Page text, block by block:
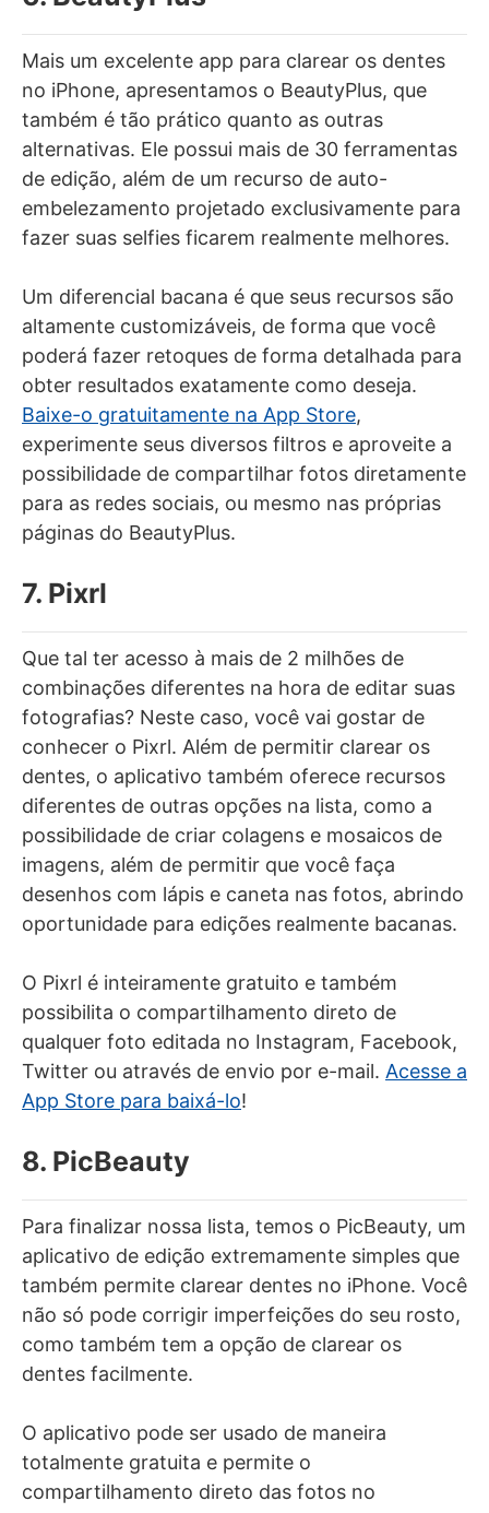
Mais um excelente app para clarear os dentes
no iPhone, apresentamos o BeautyPlus, que
também é tão prático quanto as outras
alternativas. Ele possui mais de 30 ferramentas
de edição, além de um recurso de auto-
embelezamento projetado exclusivamente para
fazer suas selfies ficarem realmente melhores.
Um diferencial bacana é que seus recursos são
altamente customizáveis, de forma que você
poderá fazer retoques de forma detalhada para
obter resultados exatamente como deseja.
Baixe-o gratuitamente na App Store,
experimente seus diversos filtros e aproveite a
possibilidade de compartilhar fotos diretamente
para as redes sociais, ou mesmo nas próprias
páginas do BeautyPlus.
7. Pixrl
Que tal ter acesso à mais de 2 milhões de
combinações diferentes na hora de editar suas
fotografias? Neste caso, você vai gostar de
conhecer o Pixrl. Além de permitir clarear os
dentes, o aplicativo também oferece recursos
diferentes de outras opções na lista, como a
possibilidade de criar colagens e mosaicos de
imagens, além de permitir que você faça
desenhos com lápis e caneta nas fotos, abrindo
oportunidade para edições realmente bacanas.
O Pixrl é inteiramente gratuito e também
possibilita o compartilhamento direto de
qualquer foto editada no Instagram, Facebook,
Twitter ou através de envio por e-mail. Acesse a
App Store para baixá-lo!
8. PicBeauty
Para finalizar nossa lista, temos o PicBeauty, um
aplicativo de edição extremamente simples que
também permite clarear dentes no iPhone. Você
não só pode corrigir imperfeições do seu rosto,
como também tem a opção de clarear os
dentes facilmente.
O aplicativo pode ser usado de maneira
totalmente gratuita e permite o
compartilhamento direto das fotos no